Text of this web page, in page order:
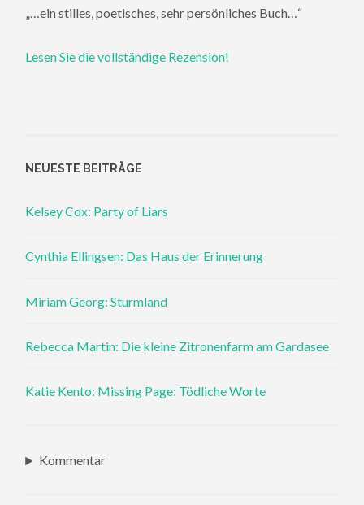
„…ein stilles, poetisches, sehr persönliches Buch…“
Lesen Sie die vollständige Rezension!
NEUESTE BEITRÄGE
Kelsey Cox: Party of Liars
Cynthia Ellingsen: Das Haus der Erinnerung
Miriam Georg: Sturmland
Rebecca Martin: Die kleine Zitronenfarm am Gardasee
Katie Kento: Missing Page: Tödliche Worte
Kommentar